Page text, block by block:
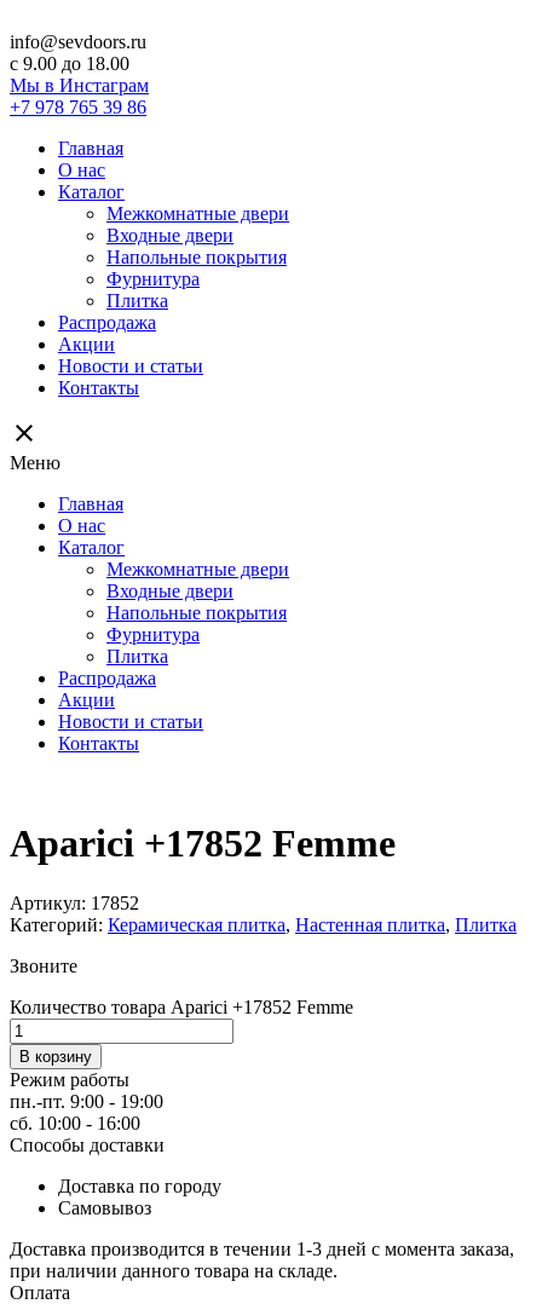
info@sevdoors.ru
c 9.00 до 18.00
Мы в Инстаграм
+7 978 765 39 86
Главная
О нас
Каталог
Межкомнатные двери
Входные двери
Напольные покрытия
Фурнитура
Плитка
Распродажа
Акции
Новости и статьи
Контакты
close
Меню
Главная
О нас
Каталог
Межкомнатные двери
Входные двери
Напольные покрытия
Фурнитура
Плитка
Распродажа
Акции
Новости и статьи
Контакты
Aparici +17852 Femme
Артикул: 17852
Категорий: Керамическая плитка, Настенная плитка, Плитка
Звоните
Количество товара Aparici +17852 Femme
В корзину
Режим работы
пн.-пт. 9:00 - 19:00
сб. 10:00 - 16:00
Способы доставки
Доставка по городу
Самовывоз
Доставка производится в течении 1-3 дней с момента заказа,
при наличии данного товара на складе.
Оплата